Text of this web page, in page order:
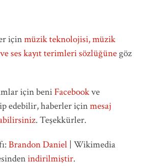
içinmüzik teknolojisi, müzik
ses kayıt terimleri sözlüğünegöz
için beni Facebookve
edebilir, haberler içinmesaj
. Teşekkürler.
Brandon Daniel| Wikimedia
indirilmiştir.